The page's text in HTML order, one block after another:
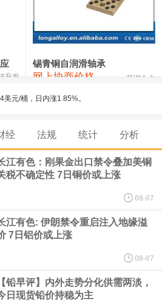
24,400
39,300 0
升发
锡青铜自润滑轴承
网上协商价格 芜湖合金
元/桶，日内涨1.85%。
在最近一次联邦公开市场委员会（FOMC）会议
。 通胀维持在目标水平上方的概率有所上升。
给与需求端均出现通胀上行压力，若各类冲击
至 2%。 一年后通胀可能企稳于 2.5%‑3% 甚至
”：美联储到9月维持利率不变的概率为45%，累
经 法规 统计 分析
江有色：刚果金出口禁令叠加美铜
税不确定性 7日铜价或上涨
08-07
江有色: 伊朗禁令重启注入地缘溢
7日铝价或上涨
08-07
【铅早评】内外走势分化供需两淡，
日现货铅价持稳为主